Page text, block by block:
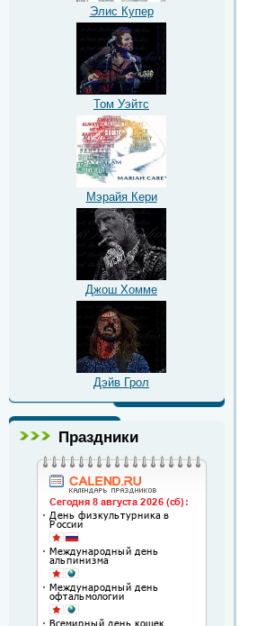
Элис Купер
Том Уэйтс
Мэрайя Кери
Джош Хомме
Дэйв Грол
Праздники